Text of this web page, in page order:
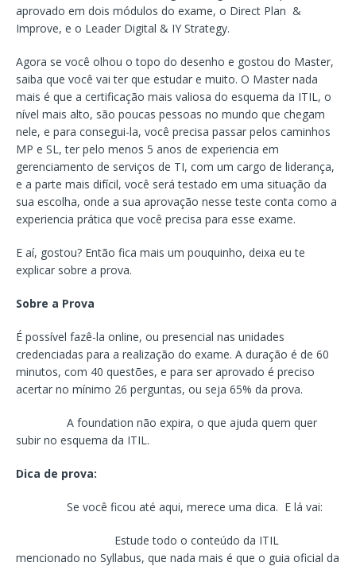
aprovado em dois módulos do exame, o Direct Plan &
Improve, e o Leader Digital & IY Strategy.
Agora se você olhou o topo do desenho e gostou do Master,
saiba que você vai ter que estudar e muito. O Master nada
mais é que a certificação mais valiosa do esquema da ITIL, o
nível mais alto, são poucas pessoas no mundo que chegam
nele, e para consegui-la, você precisa passar pelos caminhos
MP e SL, ter pelo menos 5 anos de experiencia em
gerenciamento de serviços de TI, com um cargo de liderança,
e a parte mais difícil, você será testado em uma situação da
sua escolha, onde a sua aprovação nesse teste conta como a
experiencia prática que você precisa para esse exame.
E aí, gostou? Então fica mais um pouquinho, deixa eu te
explicar sobre a prova.
Sobre a Prova
É possível fazê-la online, ou presencial nas unidades
credenciadas para a realização do exame. A duração é de 60
minutos, com 40 questões, e para ser aprovado é preciso
acertar no mínimo 26 perguntas, ou seja 65% da prova.
A foundation não expira, o que ajuda quem quer
subir no esquema da ITIL.
Dica de prova:
Se você ficou até aqui, merece uma dica. E lá vai:
Estude todo o conteúdo da ITIL
mencionado no Syllabus, que nada mais é que o guia oficial da